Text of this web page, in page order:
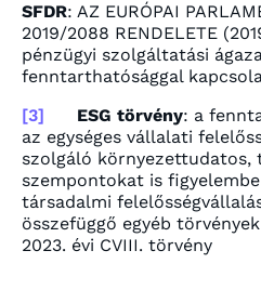
SFDR: AZ EURÓPAI
2019/2088 RENDELETE
pénzügyi szolgáltatási
fenntarthatósággal
[3]
ESG törvény: a
az egységes vállalati
szolgáló környezettudatos,
szempontokat is
társadalmi
összefüggő egyéb
2023. évi CVIII. törvény